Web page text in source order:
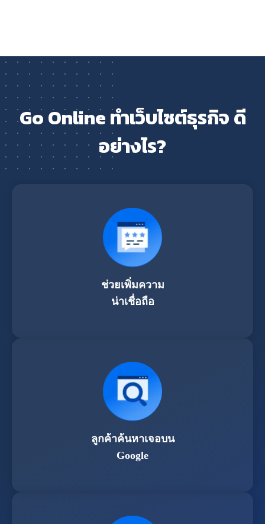
Go Online ทำเว็บไซต์ธุรกิจ ดี
อย่างไร?
ช่วยเพิ่มความ
น่าเชื่อถือ
ลูกค้าค้นหาเจอบน
Google